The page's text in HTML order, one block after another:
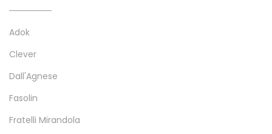
Adok
Clever
Dall'Agnese
Fasolin
Fratelli Mirandola